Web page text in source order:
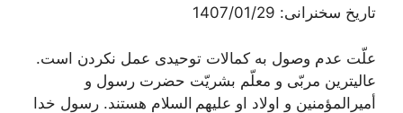
تاریخ سخنرانی: 1407/01/29
علّت عدم وصول به کمالات توحیدی عمل نکردن است.
عالی‏ترین مربّی و معلّم بشریّت حضرت رسول و
أمیرالمؤمنین و اولاد او علیهم السلام هستند. رسول خدا